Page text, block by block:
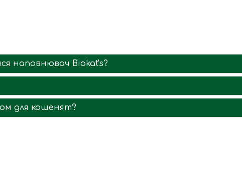
наповнювач Biokat's?
для кошенят?